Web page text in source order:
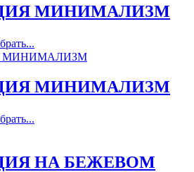
МИНИМАЛИЗМ
МИНИМАЛИЗМ
НА БЕЖЕВОМ